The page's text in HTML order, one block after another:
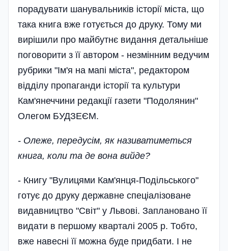
порадувати шанувальників історії міста, що
така книга вже готується до друку. Тому ми
вирішили про майбутнє видання детальніше
поговорити з її автором - незмінним ведучим
рубрики "Ім'я на мапі міста", редактором
відділу пропаганди історії та культури
Кам'янеччини редакції газети "Подолянин"
Олегом БУДЗЕЄМ.
- Олеже, передусім, як називатиметься
книга, коли та де вона вийде?
- Книгу "Вулицями Кам'янця-Подільського"
готує до друку державне спеціалізоване
видавництво "Світ" у Львові. Заплановано її
видати в першому кварталі 2005 р. Тобто,
вже навесні її можна буде придбати. І не